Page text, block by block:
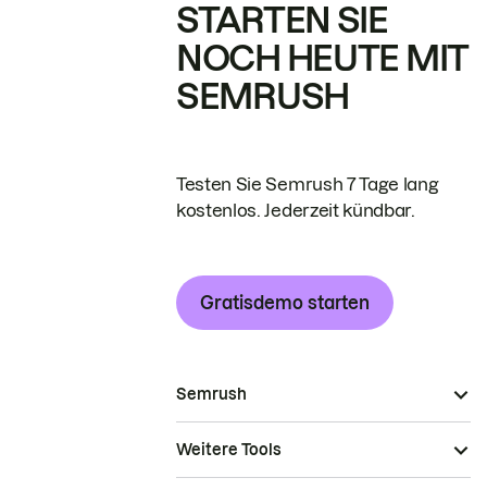
STARTEN SIE
NOCH HEUTE MIT
SEMRUSH
Testen Sie Semrush 7 Tage lang
kostenlos. Jederzeit kündbar.
Gratisdemo starten
Semrush
Weitere Tools